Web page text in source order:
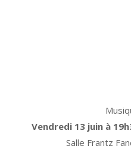
Vendredi 13 juin à
Salle Frantz